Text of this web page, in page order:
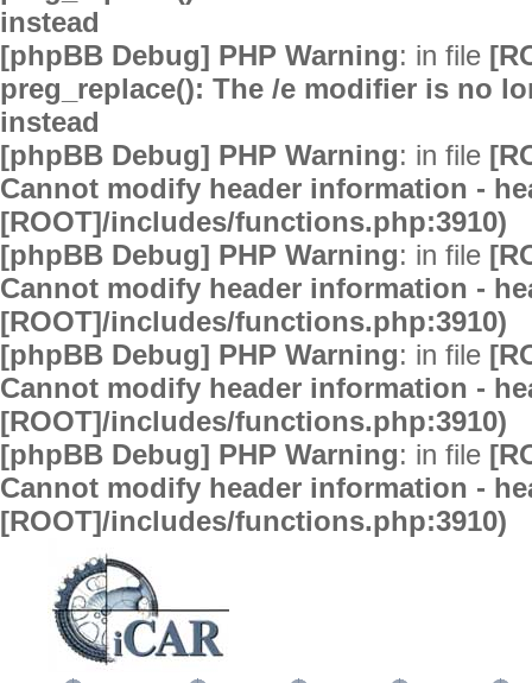
instead
[phpBB Debug] PHP Warning: in file
preg_replace(): The /e modifier is no
instead
[phpBB Debug] PHP Warning: in file
Cannot modify header information -
[ROOT]/includes/functions.php:3910)
[phpBB Debug] PHP Warning: in file
Cannot modify header information -
[ROOT]/includes/functions.php:3910)
[phpBB Debug] PHP Warning: in file
Cannot modify header information -
[ROOT]/includes/functions.php:3910)
[phpBB Debug] PHP Warning: in file
Cannot modify header information -
[ROOT]/includes/functions.php:3910)